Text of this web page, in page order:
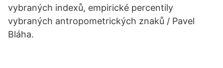
vybraných indexů, empirické percentily
vybraných antropometrických znaků / Pavel
Bláha.